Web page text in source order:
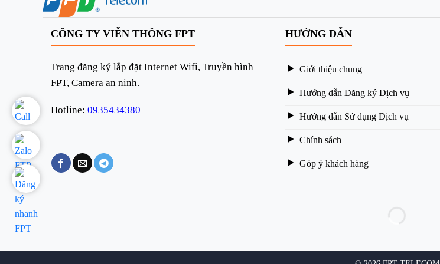
CÔNG TY VIỄN THÔNG FPT
Trang đăng ký lắp đặt Internet Wifi, Truyền hình
FPT, Camera an ninh.
Hotline: 0935434380
HƯỚNG DẪN
Giới thiệu chung
Hướng dẫn Đăng ký Dịch vụ
Hướng dẫn Sử dụng Dịch vụ
Chính sách
Góp ý khách hàng